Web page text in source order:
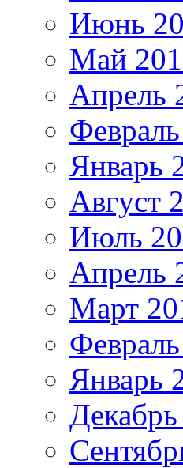
Июнь
Май
Апрель
Январь
Август
Июль
Апрель
Март
Январь